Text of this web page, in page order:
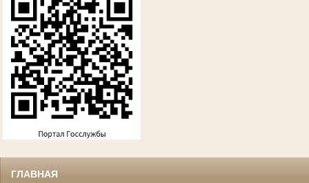
ГЛАВНАЯ